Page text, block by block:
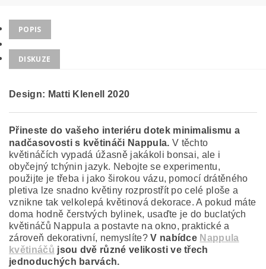
POPIS
DISKUZE
Design: Matti Klenell 2020
Přineste do vašeho interiéru dotek minimalismu a
nadčasovosti s květináči Nappula. V těchto
květináčích vypadá úžasně jakákoli bonsai, ale i
obyčejný tchýnin jazyk. Nebojte se experimentu,
použijte je třeba i jako širokou vázu, pomocí drátěného
pletiva lze snadno květiny rozprostřít po celé ploše a
vznikne tak velkolepá květinová dekorace. A pokud máte
doma hodně čerstvých bylinek, usaďte je do buclatých
květináčů Nappula a postavte na okno, praktické a
zároveň dekorativní, nemyslíte?V nabídce Nappula
květináčů jsou dvě různé velikosti ve třech
jednoduchých barvách.